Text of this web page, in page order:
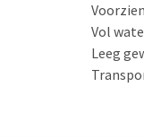
Vol
Leeg